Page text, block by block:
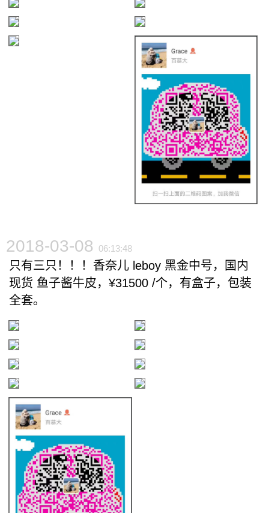
2018-03-08 06:13:48
只有三只！！！香奈儿 leboy 黑金中号，国内
现货 鱼子酱牛皮，¥31500 /个，有盒子，包装
全套。